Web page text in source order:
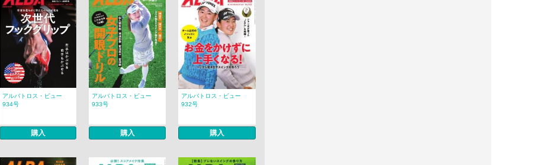
アルバトロス・ビュー
934号
購入
アルバトロス・ビュー
933号
購入
アルバトロス・ビュー
932号
購入